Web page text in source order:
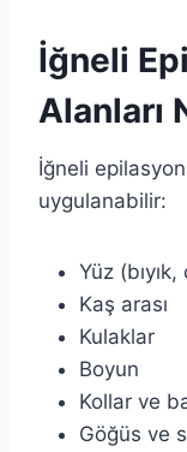
İğneli
Alanları
İğneli
uygulanabilir:
Yüz
Kaş arası
Kulaklar
Boyun
Kollar ve
Göğüs ve